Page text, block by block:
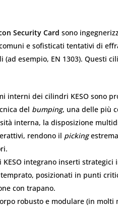
Security Card sono
e sofisticati tentativi di
esempio, EN 1303). Questi
interni dei cilindri KESO sono
del bumping, una delle più
interna, la disposizione
rendono il picking
KESO integrano inserti
posizionati in punti
con trapano.
robusto e modulare (in molti